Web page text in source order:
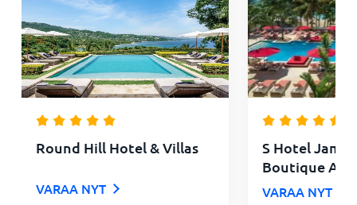
Round Hill Hotel & Villas
VARAA NYT
S Hotel
Boutique All
VARAA NYT